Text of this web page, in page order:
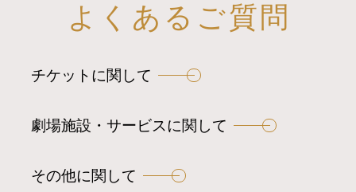
よくあるご質問
チケットに関して
劇場施設・サービスに関して
その他に関して